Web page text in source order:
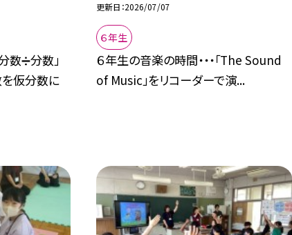
数➗分数」
を仮分数に
更新日 2026/07/07
６年生
６年生の音楽の時間・・・「The Sound
of Music」をリコーダーで演...